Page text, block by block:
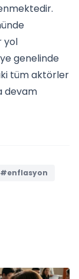
yol
genelinde
tüm aktörler
devam
#enflasyon